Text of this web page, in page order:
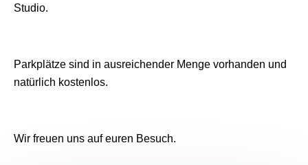
Studio.
Parkplätze sind in ausreichender Menge vorhanden und
natürlich kostenlos.
Wir freuen uns auf euren Besuch.